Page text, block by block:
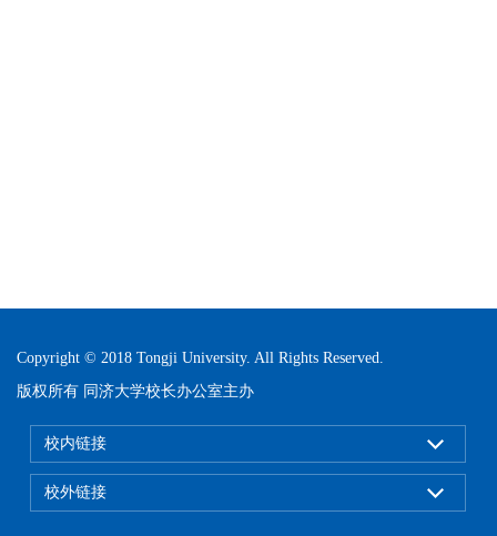
Copyright © 2018 Tongji University. All Rights Reserved.
版权所有 同济大学校长办公室主办